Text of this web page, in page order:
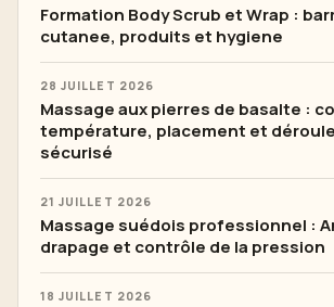
Formation Body Scrub et Wrap :
cutanee, produits et hygiene
28 JUILLET 2026
Massage aux pierres de basalte :
température, placement et
sécurisé
21 JUILLET 2026
Massage suédois professionnel :
drapage et contrôle de la pression
18 JUILLET 2026